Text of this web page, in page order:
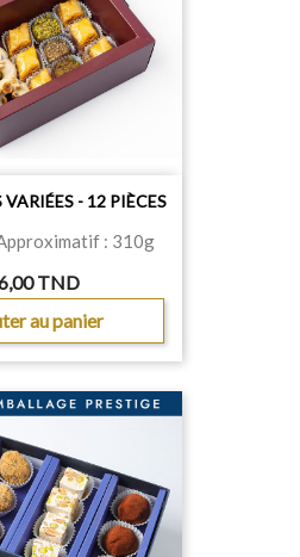
VARIÉES - 12 PIÈCES
: 310g
TND
au panier